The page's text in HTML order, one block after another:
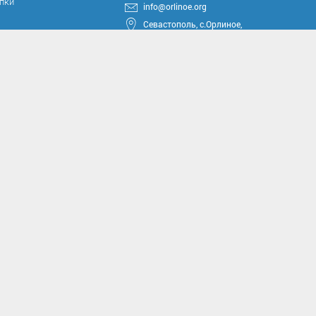
info@orlinoe.org
Севастополь, с.Орлиное,